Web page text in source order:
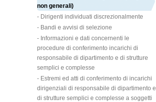
non generali)
- Dirigenti individuati discrezionalmente
- Bandi e avvisi di selezione
- Informazioni e dati concernenti le
procedure di conferimento incarichi di
responsabile di dipartimento e di strutture
semplici e complesse
- Estremi ed atti di conferimento di incarichi
dirigenziali di responsabile di dipartimento e
di strutture semplici e complesse a soggetti